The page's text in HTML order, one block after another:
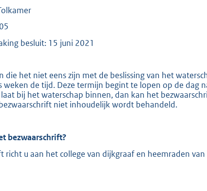
:
2
0
9
besluit: 15 juni 2021
die het niet eens zijn met de beslissing van het
weken de tijd. Deze termijn begint te lopen op de dag
bij het waterschap binnen, dan kan het
niet inhoudelijk wordt behandeld.
bezwaarschrift?
richt u aan het college van dijkgraaf en heemraden